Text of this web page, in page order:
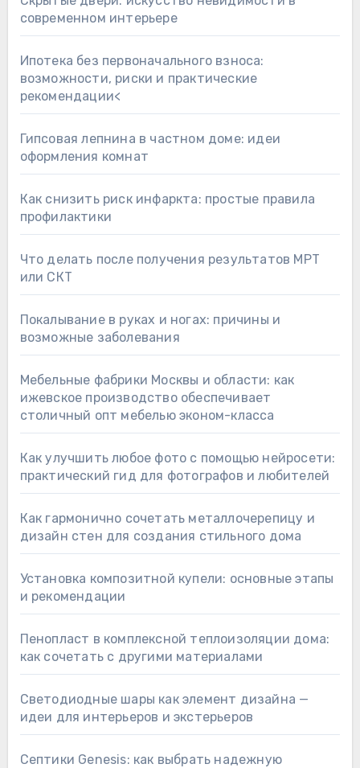
современном интерьере
Ипотека без первоначального взноса:
возможности, риски и практические
рекомендации<
Гипсовая лепнина в частном доме: идеи
оформления комнат
Как снизить риск инфаркта: простые правила
профилактики
Что делать после получения результатов МРТ
или СКТ
Покалывание в руках и ногах: причины и
возможные заболевания
Мебельные фабрики Москвы и области: как
ижевское производство обеспечивает
столичный опт мебелью эконом-класса
Как улучшить любое фото с помощью нейросети:
практический гид для фотографов и любителей
Как гармонично сочетать металлочерепицу и
дизайн стен для создания стильного дома
Установка композитной купели: основные этапы
и рекомендации
Пенопласт в комплексной теплоизоляции дома:
как сочетать с другими материалами
Светодиодные шары как элемент дизайна —
идеи для интерьеров и экстерьеров
Септики Genesis: как выбрать надежную